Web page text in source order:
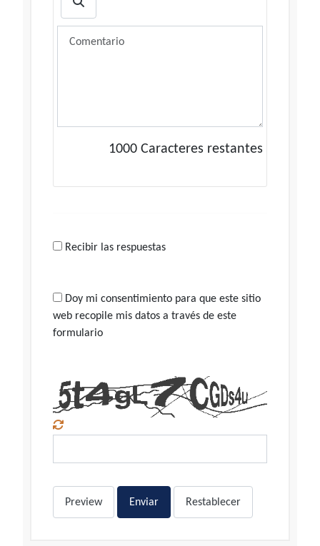
1000 Caracteres restantes
Recibir las respuestas
Doy mi consentimiento para que este sitio
web recopile mis datos a través de este
formulario
Preview Enviar Restablecer